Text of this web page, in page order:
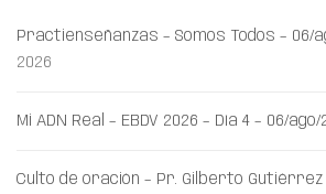
Practienseñanzas – Somos Todos – 06/
2026
Mi ADN Real – EBDV 2026 – Día 4 – 06/ago/
Culto de oración – Pr. Gilberto Gutiérrez